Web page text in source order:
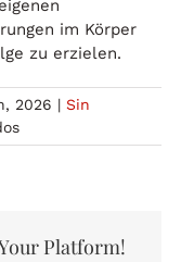
im Körper
zu erzielen.
2026 | Sin
en
Warum
ändernPlatform!